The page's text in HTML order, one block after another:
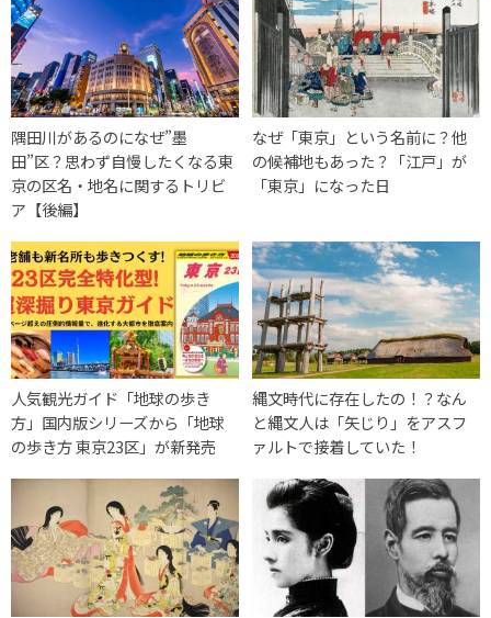
隅田川があるのになぜ”墨
田”区？思わず自慢したくなる東
京の区名・地名に関するトリビ
ア【後編】
なぜ「東京」という名前に？他
の候補地もあった？「江戸」が
「東京」になった日
人気観光ガイド「地球の歩き
方」国内版シリーズから「地球
の歩き方 東京23区」が新発売
縄文時代に存在したの！？なん
と縄文人は「矢じり」をアスフ
ァルトで接着していた！